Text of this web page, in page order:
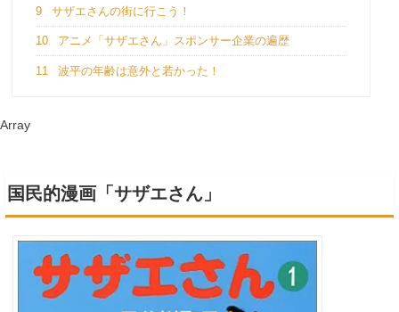
9 サザエさんの街に行こう！
10 アニメ「サザエさん」スポンサー企業の遍歴
11 波平の年齢は意外と若かった！
Array
国民的漫画「サザエさん」